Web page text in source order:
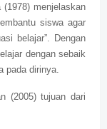
menjelaskan
siswa agar
belajar”. Dengan
dengan sebaik
pada dirinya.
(2005) tujuan dari